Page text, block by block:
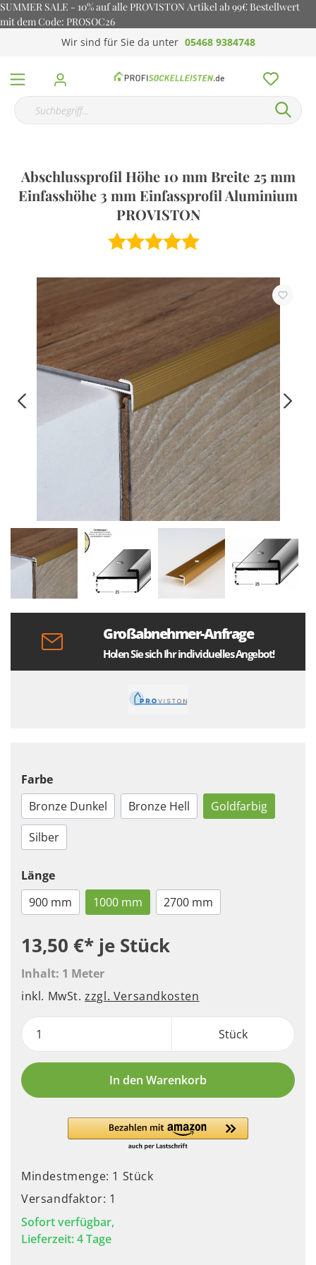
SUMMER SALE - 10% auf alle PROVISTON Artikel ab 99€ Bestellwert
mit dem Code: PROSOC26
Wir sind für Sie da unter 05468 9384748
Abschlussprofil Höhe 10 mm Breite 25 mm
Einfasshöhe 3 mm Einfassprofil Aluminium
PROVISTON
Großabnehmer-Anfrage
Holen Sie sich Ihr individuelles Angebot!
Farbe
Bronze Dunkel
Bronze Hell
Goldfarbig
Silber
Länge
900 mm
1000 mm 2700 mm
13,50 €* je Stück
Inhalt: 1 Meter
inkl. MwSt.zzgl. Versandkosten
Stück
In den Warenkorb
Mindestmenge: 1 Stück
Versandfaktor: 1
Sofort verfügbar,
Lieferzeit: 4 Tage